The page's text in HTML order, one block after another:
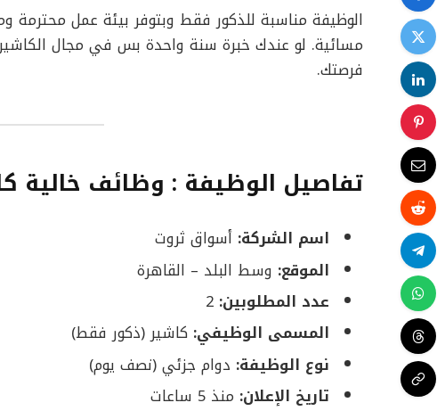
الوظيفة مناسبة للذكور فقط وبتوفر بيئة عمل محترمة
مسائية. لو عندك خبرة سنة واحدة بس في مجال
فرصتك.
تفاصيل الوظيفة : وظائف خالية
اسم الشركة: أسواق ثروت
الموقع: وسط البلد – القاهرة
عدد المطلوبين:
المسمى الوظيفي: كاشير (ذكور فقط)
نوع الوظيفة: دوام جزئي (نصف يوم)
تاريخ الإعلان: منذ 5 ساعات